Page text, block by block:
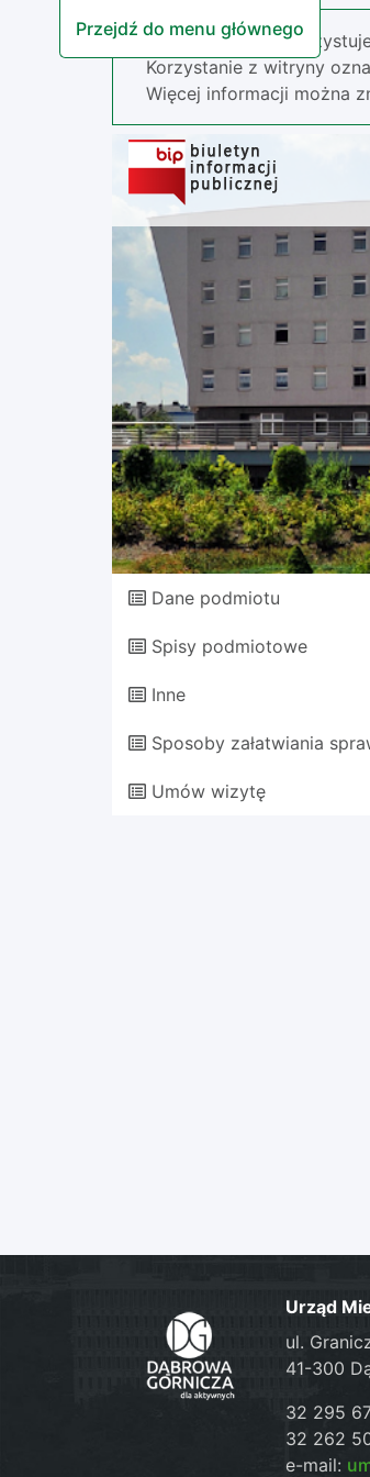
Przejdź do menu głównego
Nasza strona
Korzystanie z witryny
Więcej informacji można
Dane podmiotu
Spisy podmiotowe
Inne
Sposoby załatwiania
Umów wizytę
Urząd
ul.
41-300
32 295
32 262
e-mail: